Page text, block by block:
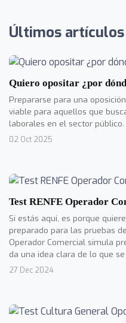
Últimos
Quiero opositar ¿por
Prepararse para una
viable para aquellos que
laborales en el sector público.
02 Oct 2025
Test RENFE Operador
Si estás aquí, es porque
preparado para las pruebas
Operador Comercial simula
da una idea clara de lo que
27 Dec 2024